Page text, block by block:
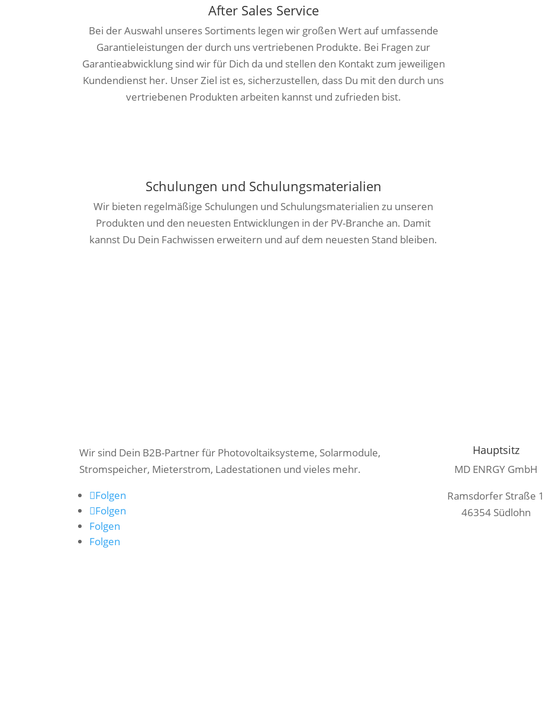
After Sales Service
Bei der Auswahl unseres Sortiments legen wir großen Wert auf umfassende
Garantieleistungen der durch uns vertriebenen Produkte. Bei Fragen zur
Garantieabwicklung sind wir für Dich da und stellen den Kontakt zum jeweiligen
Kundendienst her. Unser Ziel ist es, sicherzustellen, dass Du mit den durch uns
vertriebenen Produkten arbeiten kannst und zufrieden bist.
Schulungen und Schulungsmaterialien
Wir bieten regelmäßige Schulungen und Schulungsmaterialien zu unseren
Produkten und den neuesten Entwicklungen in der PV-Branche an. Damit
kannst Du Dein Fachwissen erweitern und auf dem neuesten Stand bleiben.
Wir sind Dein B2B-Partner für Photovoltaiksysteme, Solarmodule,
Stromspeicher, Mieterstrom, Ladestationen und vieles mehr.
Folgen
Folgen
Folgen
Folgen
Hauptsitz
MD ENRGY GmbH
Ramsdorfer Straße 1
46354 Südlohn